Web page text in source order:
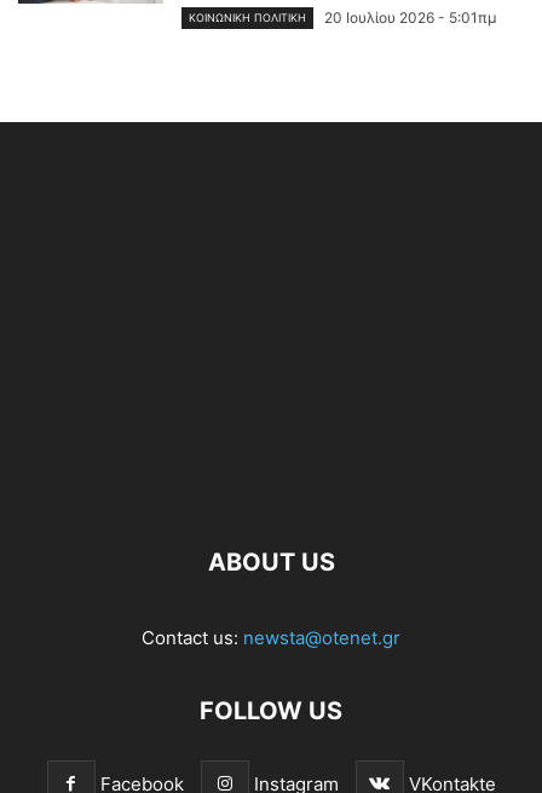
ΚΟΙΝΩΝΙΚΉ ΠΟΛΙΤΙΚΉ 20 Ιουλίου 2026 - 5:01πμ
ABOUT US
Contact us: newsta@otenet.gr
FOLLOW US
Facebook Instagram VKontakte